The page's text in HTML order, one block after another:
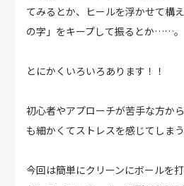
てみるとか、ヒールを浮かせて構
の字」をキープして振るとか……。
とにかくいろいろあります！！
初心者やアプローチが苦手な方か
も細かくてストレスを感じてしまう
今回は簡単にクリーンにボールを